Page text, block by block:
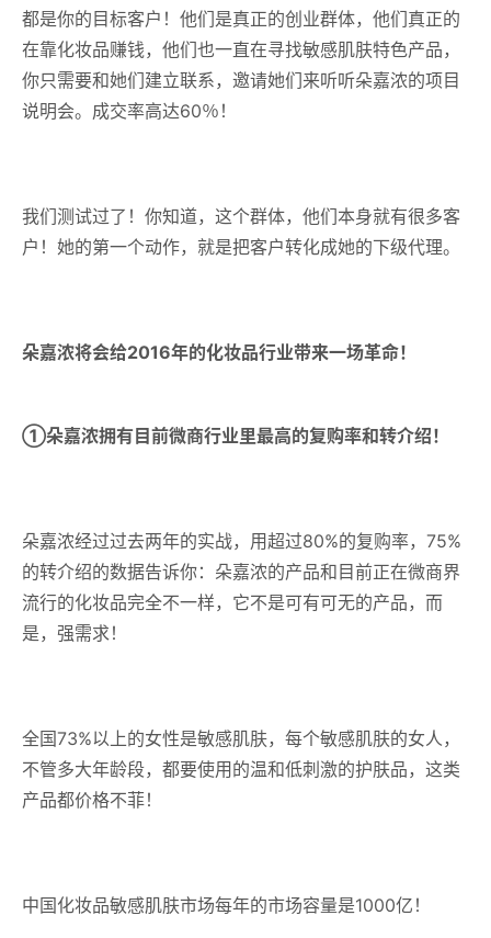
都是你的目标客户！他们是真正的创业群体，他们真正的
在靠化妆品赚钱，他们也一直在寻找敏感肌肤特色产品，
你只需要和她们建立联系，邀请她们来听听朵嘉浓的项目
说明会。成交率高达60％！
我们测试过了！你知道，这个群体，他们本身就有很多客
户！她的第一个动作，就是把客户转化成她的下级代理。
朵嘉浓将会给2016年的化妆品行业带来一场革命！
①朵嘉浓拥有目前微商行业里最高的复购率和转介绍！
朵嘉浓经过过去两年的实战，用超过80%的复购率，75%
的转介绍的数据告诉你：朵嘉浓的产品和目前正在微商界
流行的化妆品完全不一样，它不是可有可无的产品，而
是，强需求！
全国73%以上的女性是敏感肌肤，每个敏感肌肤的女人，
不管多大年龄段，都要使用的温和低刺激的护肤品，这类
产品都价格不菲！
中国化妆品敏感肌肤市场每年的市场容量是1000亿！